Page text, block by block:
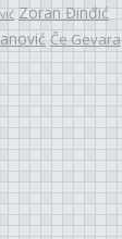
Zoran Đinđić
Če Gevara